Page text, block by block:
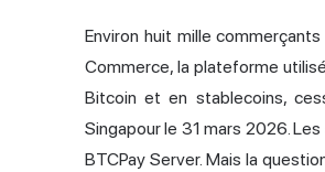
Environ huit mille
Commerce, la plateforme
Bitcoin et en stablecoins,
Singapour le 31 mars 2026.
BTCPay Server. Mais la